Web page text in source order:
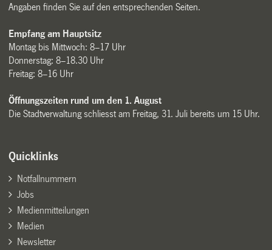
Angaben finden Sie auf den entsprechenden Seiten.
Empfang am Hauptsitz
Montag bis Mittwoch: 8–17 Uhr
Donnerstag: 8–18.30 Uhr
Freitag: 8–16 Uhr
Öffnungszeiten rund um den 1. August
Die Stadtverwaltung schliesst am Freitag, 31. Juli bereits um 15 Uhr.
Quicklinks
Notfallnummern
Jobs
Medienmitteilungen
Medien
Newsletter